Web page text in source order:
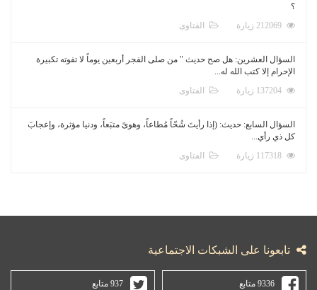
؟
الفتاوى
السؤال العشرين: هل صح حديث " من صلى الفجر أربعين يوماً لا تفوته تكبيرة
الإحرام إلا كتب الله له...
الفتاوى
السؤال السابع: حديث: (إذا رأيتَ شُحّاً مُطاعاً، وهوىً متبَعاً، ودنيا مؤثرة، وإعجابَ
كل ذي رأي...
الفتاوى
تابعونا على الشبكات الاجتماعية
9336 متابع 937 متابع